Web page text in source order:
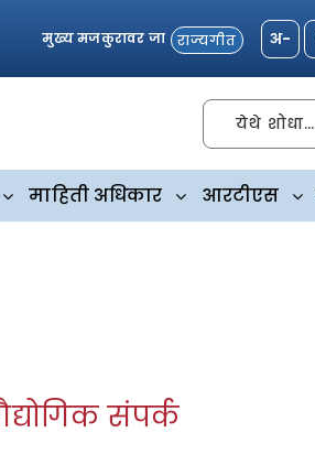
मुख्य मजकुरावर जा राज्यगीत
येथे शोधा…
माहिती अधिकार आरटीएस
संपर्क